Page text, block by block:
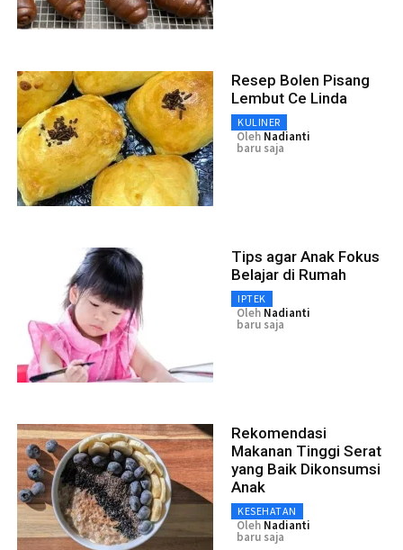
Resep Bolen Pisang
Lembut Ce Linda
KULINER
Oleh Nadianti
baru saja
Tips agar Anak Fokus
Belajar di Rumah
IPTEK
Oleh Nadianti
baru saja
Rekomendasi
Makanan Tinggi Serat
yang Baik Dikonsumsi
Anak
KESEHATAN
Oleh Nadianti
baru saja